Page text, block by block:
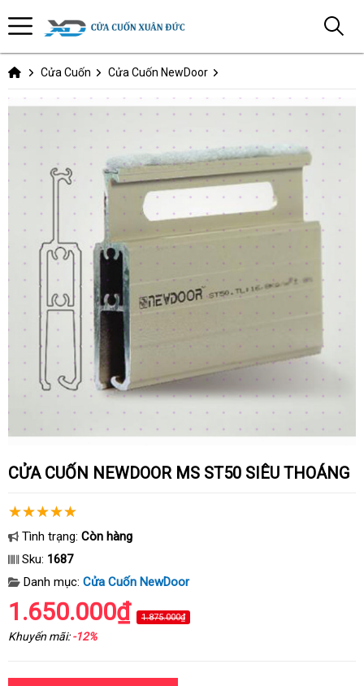
Cửa Cuốn Cửa Cuốn NewDoor
CỬA CUỐN NEWDOOR MS ST50 SIÊU THOÁNG
Tình trạng: Còn hàng
Sku: 1687
Danh mục: Cửa Cuốn NewDoor
1.650.000₫ 1.875.000₫
Khuyến mãi:-12%